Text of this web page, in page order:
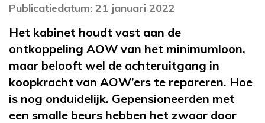
Publicatiedatum: 21 januari 2022
Het kabinet houdt vast aan de
ontkoppeling AOW van het minimumloon,
maar belooft wel de achteruitgang in
koopkracht van AOW’ers te repareren. Hoe
is nog onduidelijk. Gepensioneerden met
een smalle beurs hebben het zwaar door